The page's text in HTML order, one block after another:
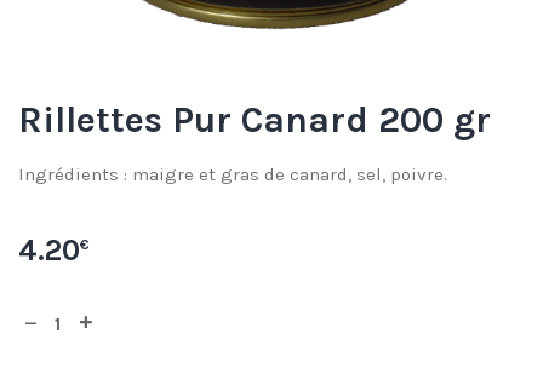
Rillettes Pur Canard 200 gr
Ingrédients : maigre et gras de canard, sel, poivre.
4.20€